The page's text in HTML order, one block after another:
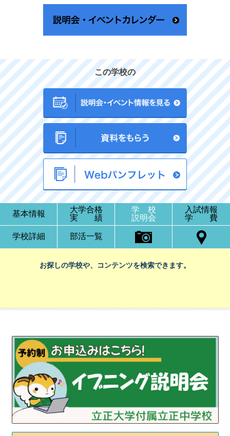
この学校の
基本情報
大学合格
実 績
学 校
説明会
入試情報
学 費
学校詳細 部活一覧
お探しの学校や、コンテンツを検索できます。